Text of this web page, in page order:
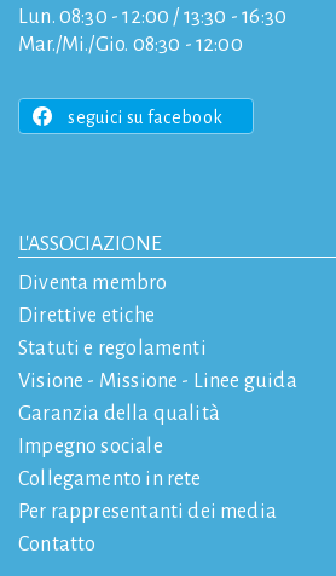
Lun. 08:30 - 12:00 / 13:30 - 16:30
Mar./Mi./Gio. 08:30 - 12:00
seguici su facebook
L'ASSOCIAZIONE
Diventa membro
Direttive etiche
Statuti e regolamenti
Visione - Missione - Linee guida
Garanzia della qualità
Impegno sociale
Collegamento in rete
Per rappresentanti dei media
Contatto